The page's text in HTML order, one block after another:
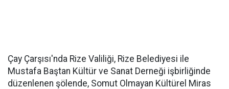
Çay Çarşısı'nda Rize Valiliği, Rize Belediyesi ile
Mustafa Baştan Kültür ve Sanat Derneği işbirliğinde
düzenlenen şölende, Somut Olmayan Kültürel Miras